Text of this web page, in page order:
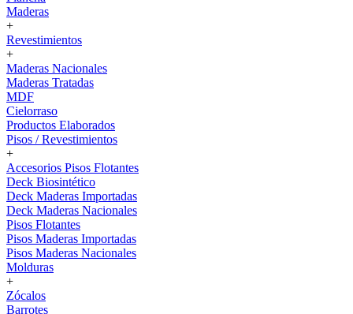
Maderas
+
Revestimientos
+
Maderas Nacionales
Maderas Tratadas
MDF
Cielorraso
Productos Elaborados
Pisos / Revestimientos
+
Accesorios Pisos Flotantes
Deck Biosintético
Deck Maderas Importadas
Deck Maderas Nacionales
Pisos Flotantes
Pisos Maderas Importadas
Pisos Maderas Nacionales
Molduras
+
Zócalos
Barrotes